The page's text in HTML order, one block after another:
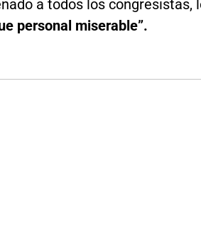
a todos los congresistas,
personal miserable”.